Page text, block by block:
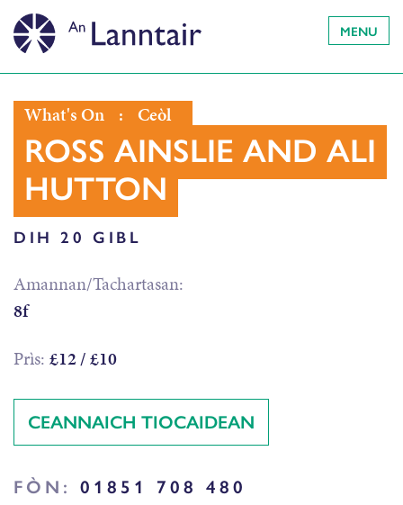
MENU
What's On : Ceòl
ROSS AINSLIE AND ALI
HUTTON
DIH 20 GIBL
Amannan/Tachartasan:
8f
Prìs: £12 / £10
CEANNAICH TIOCAIDEAN
FÒN: 01851 708 480